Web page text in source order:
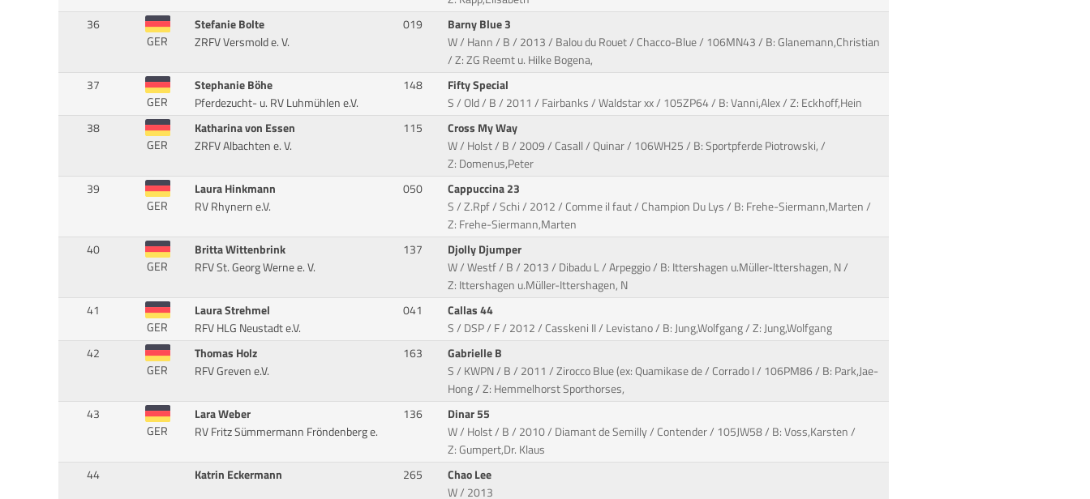
36
GER
Stefanie Bolte
ZRFV Versmold e. V.
019
Barny Blue 3
W / Hann / B / 2013 / Balou du Rouet / Chacco-Blue / 106MN43 / B: Glanemann,Christian
/ Z: ZG Reemt u. Hilke Bogena,
37
GER
Stephanie Böhe
Pferdezucht- u. RV Luhmühlen e.V.
148
Fifty Special
S / Old / B / 2011 / Fairbanks / Waldstar xx / 105ZP64 / B: Vanni,Alex / Z: Eckhoff,Hein
38
GER
Katharina von Essen
ZRFV Albachten e. V.
115
Cross My Way
W / Holst / B / 2009 / Casall / Quinar / 106WH25 / B: Sportpferde Piotrowski, /
Z: Domenus,Peter
39
GER
Laura Hinkmann
RV Rhynern e.V.
050
Cappuccina 23
S / Z.Rpf / Schi / 2012 / Comme il faut / Champion Du Lys / B: Frehe-Siermann,Marten /
Z: Frehe-Siermann,Marten
40
GER
Britta Wittenbrink
RFV St. Georg Werne e. V.
137
Djolly Djumper
W / Westf / B / 2013 / Dibadu L / Arpeggio / B: Ittershagen u.Müller-Ittershagen, N /
Z: Ittershagen u.Müller-Ittershagen, N
41
GER
Laura Strehmel
RFV HLG Neustadt e.V.
041
Callas 44
S / DSP / F / 2012 / Casskeni II / Levistano / B: Jung,Wolfgang / Z: Jung,Wolfgang
42
GER
Thomas Holz
RFV Greven e.V.
163
Gabrielle B
S / KWPN / B / 2011 / Zirocco Blue (ex: Quamikase de / Corrado I / 106PM86 / B: Park,Jae-
Hong / Z: Hemmelhorst Sporthorses,
43
GER
Lara Weber
RV Fritz Sümmermann Fröndenberg e.
136
Dinar 55
W / Holst / B / 2010 / Diamant de Semilly / Contender / 105JW58 / B: Voss,Karsten /
Z: Gumpert,Dr. Klaus
44
Katrin Eckermann 265
Chao Lee
W / 2013